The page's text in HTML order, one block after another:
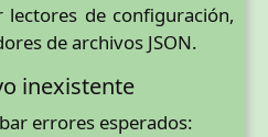
de configuración,
de archivos JSON.
inexistente
errores esperados: